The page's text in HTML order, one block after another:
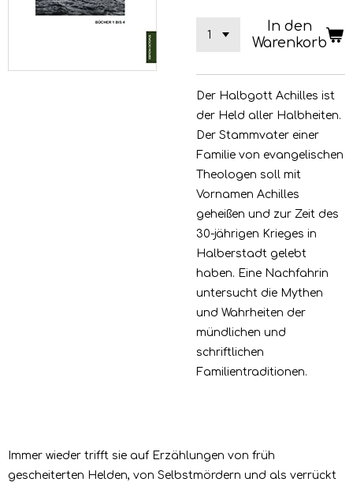
In den
Warenkorb
Der Halbgott Achilles ist
der Held aller Halbheiten.
Der Stammvater einer
Familie von evangelischen
Theologen soll mit
Vornamen Achilles
geheißen und zur Zeit des
30-jährigen Krieges in
Halberstadt gelebt
haben. Eine Nachfahrin
untersucht die Mythen
und Wahrheiten der
mündlichen und
schriftlichen
Familientraditionen.
Immer wieder trifft sie auf Erzählungen von früh
gescheiterten Helden, von Selbstmördern und als verrückt